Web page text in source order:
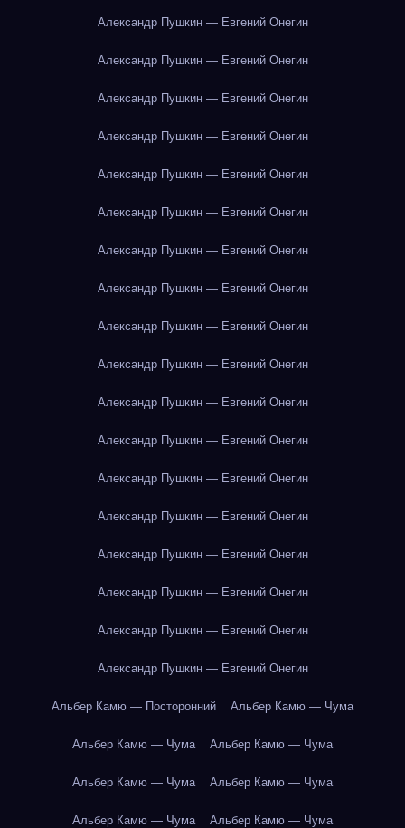
Александр Пушкин — Евгений Онегин
Александр Пушкин — Евгений Онегин
Александр Пушкин — Евгений Онегин
Александр Пушкин — Евгений Онегин
Александр Пушкин — Евгений Онегин
Александр Пушкин — Евгений Онегин
Александр Пушкин — Евгений Онегин
Александр Пушкин — Евгений Онегин
Александр Пушкин — Евгений Онегин
Александр Пушкин — Евгений Онегин
Александр Пушкин — Евгений Онегин
Александр Пушкин — Евгений Онегин
Александр Пушкин — Евгений Онегин
Александр Пушкин — Евгений Онегин
Александр Пушкин — Евгений Онегин
Александр Пушкин — Евгений Онегин
Александр Пушкин — Евгений Онегин
Александр Пушкин — Евгений Онегин
Альбер Камю — Посторонний Альбер Камю — Чума
Альбер Камю — Чума Альбер Камю — Чума
Альбер Камю — Чума Альбер Камю — Чума
Альбер Камю — Чума Альбер Камю — Чума